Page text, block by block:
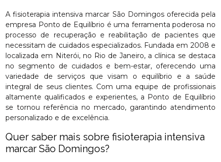
A fisioterapia intensiva marcar São Domingos oferecida pela
empresa Ponto de Equilíbrio é uma ferramenta poderosa no
processo de recuperação e reabilitação de pacientes que
necessitam de cuidados especializados. Fundada em 2008 e
localizada em Niterói, no Rio de Janeiro, a clínica se destaca
no segmento de cuidados e bem-estar, oferecendo uma
variedade de serviços que visam o equilíbrio e a saúde
integral de seus clientes. Com uma equipe de profissionais
altamente qualificados e experientes, a Ponto de Equilíbrio
se tornou referência no mercado, garantindo atendimento
personalizado e de excelência.
Quer saber mais sobre fisioterapia intensiva
marcar São Domingos?